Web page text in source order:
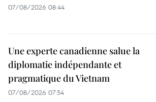
07/08/2026 08:44
Une experte canadienne salue la
diplomatie indépendante et
pragmatique du Vietnam
07/08/2026 07:54